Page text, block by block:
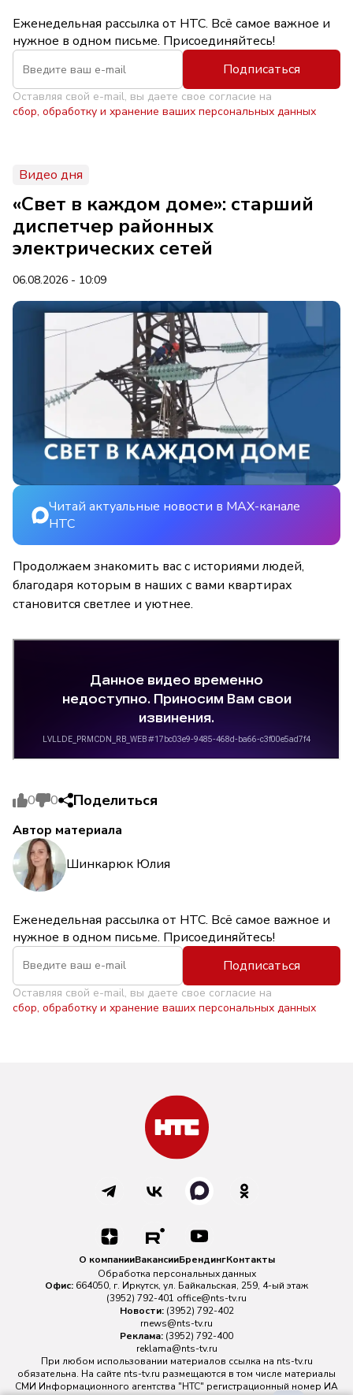
Еженедельная рассылка от НТС. Всё самое важное и
нужное в одном письме. Присоединяйтесь!
Подписаться
Оставляя свой e-mail, вы даете свое согласие на
сбор, обработку и хранение ваших персональных данных
Видео дня
«Свет в каждом доме»: старший
диспетчер районных
электрических сетей
06.08.2026 - 10:09
Читай актуальные новости в MAX-канале
НТС
Продолжаем знакомить вас с историями людей,
благодаря которым в наших с вами квартирах
становится светлее и уютнее.
0 0 Поделиться
Автор материала
Шинкарюк Юлия
Еженедельная рассылка от НТС. Всё самое важное и
нужное в одном письме. Присоединяйтесь!
Подписаться
Оставляя свой e-mail, вы даете свое согласие на
сбор, обработку и хранение ваших персональных данных
О компанииВакансииБрендингКонтакты
Обработка персональных данных
Офис: 664050, г. Иркутск, ул. Байкальская, 259, 4-ый этаж
(3952) 792-401 office@nts-tv.ru
Новости: (3952) 792-402
rnews@nts-tv.ru
Реклама: (3952) 792-400
reklama@nts-tv.ru
При любом использовании материалов ссылка на nts-tv.ru
обязательна. На сайте nts-tv.ru размещаются в том числе материалы
СМИ Информационного агентства "НТС" регистрационный номер ИА